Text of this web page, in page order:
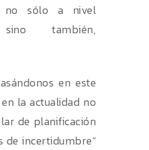
no sólo a nivel
también,
en este
la actualidad no
de planificación
de incertidumbre”